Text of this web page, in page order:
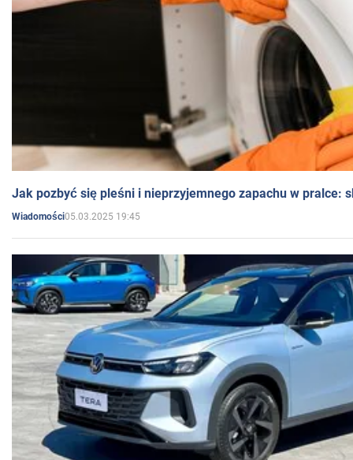
Jak pozbyć się pleśni i nieprzyjemnego zapachu w pralce:
Wiadomości05.03.2025 19:45